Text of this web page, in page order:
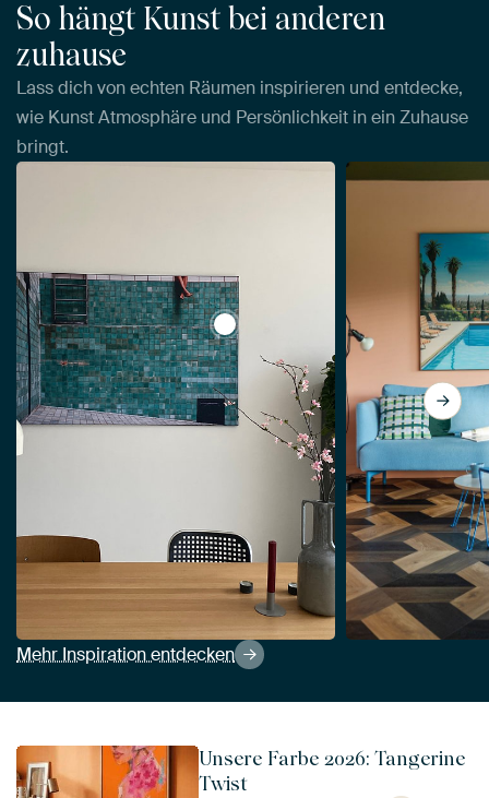
So hängt Kunst bei anderen
zuhause
Lass dich von echten Räumen inspirieren und entdecke,
wie Kunst Atmosphäre und Persönlichkeit in ein Zuhause
bringt.
Mehr Inspiration entdecken
View No Swimming Today von
Unsere Farbe 2026: Tangerine
Twist